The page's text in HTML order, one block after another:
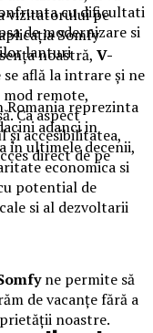
vizitatorului pe
Somfy
noastră, V-
află la intrare și ne
remote,
Ca aspect
accesibilitatea,
direct de pe
ne permite să
de vacanțe fără a
noastre.
cu dificultati
de modernizare si
lanturi
Romania reprezinta
adanci in
in ultimele decenii,
economica si
potential de
si al dezvoltarii